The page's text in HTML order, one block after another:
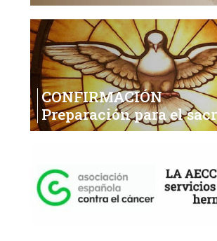
CONFIRMACIÓN
Preparación para el